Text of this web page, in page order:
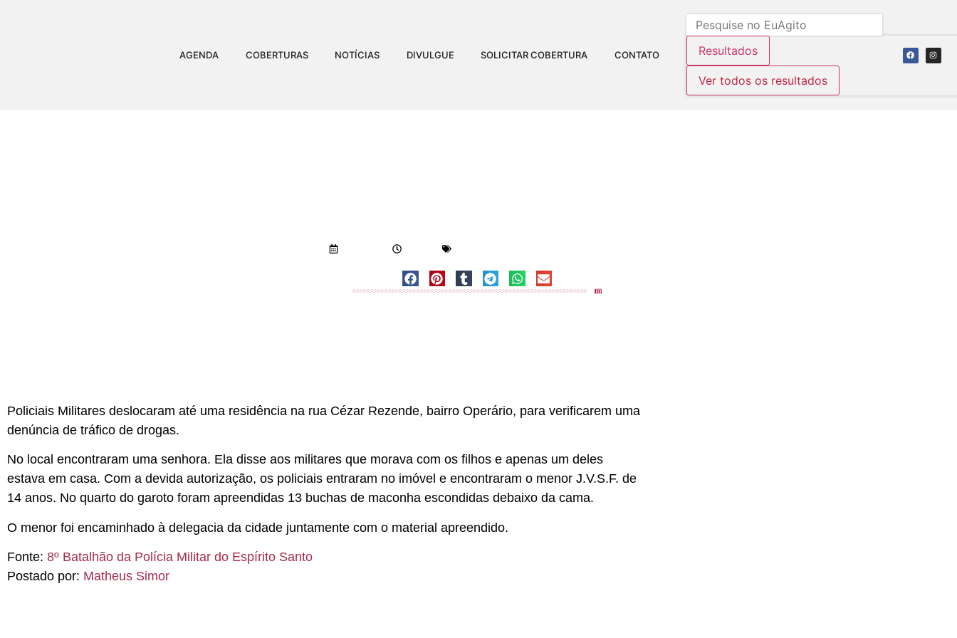
AGENDA COBERTURAS NOTÍCIAS DIVULGUE SOLICITAR COBERTURA CONTATO Resultados
Ver todos os resultados
06/12/2018
Policiais Militares deslocaram até uma residência na rua Cézar Rezende, bairro Operário, para verificarem uma
denúncia de tráfico de drogas.
No local encontraram uma senhora. Ela disse aos militares que morava com os filhos e apenas um deles
estava em casa. Com a devida autorização, os policiais entraram no imóvel e encontraram o menor J.V.S.F. de
14 anos. No quarto do garoto foram apreendidas 13 buchas de maconha escondidas debaixo da cama.
O menor foi encaminhado à delegacia da cidade juntamente com o material apreendido.
Fonte: 8º Batalhão da Polícia Militar do Espírito Santo
Postado por: Matheus Simor